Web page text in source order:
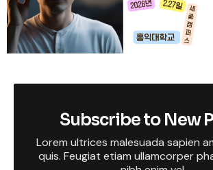
Subscribe to New
Lorem ultrices malesuada sapien
quis. Feugiat etiam ullamcorper